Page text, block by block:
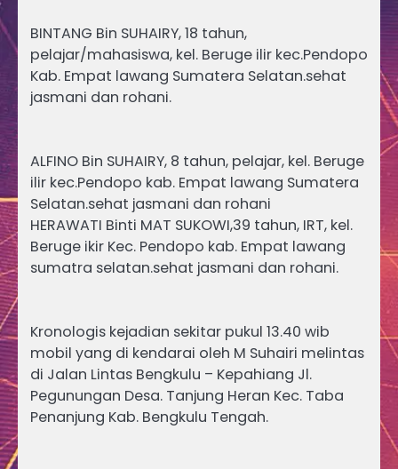
BINTANG Bin SUHAIRY, 18 tahun,
pelajar/mahasiswa, kel. Beruge ilir kec.Pendopo
Kab. Empat lawang Sumatera Selatan.sehat
jasmani dan rohani.
ALFINO Bin SUHAIRY, 8 tahun, pelajar, kel. Beruge
ilir kec.Pendopo kab. Empat lawang Sumatera
Selatan.sehat jasmani dan rohani
HERAWATI Binti MAT SUKOWI,39 tahun, IRT, kel.
Beruge ikir Kec. Pendopo kab. Empat lawang
sumatra selatan.sehat jasmani dan rohani.
Kronologis kejadian sekitar pukul 13.40 wib
mobil yang di kendarai oleh M Suhairi melintas
di Jalan Lintas Bengkulu – Kepahiang Jl.
Pegunungan Desa. Tanjung Heran Kec. Taba
Penanjung Kab. Bengkulu Tengah.